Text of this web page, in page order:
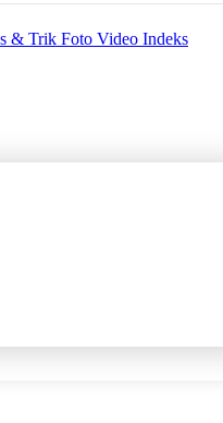
dicari
& Trik Foto Video Indeks